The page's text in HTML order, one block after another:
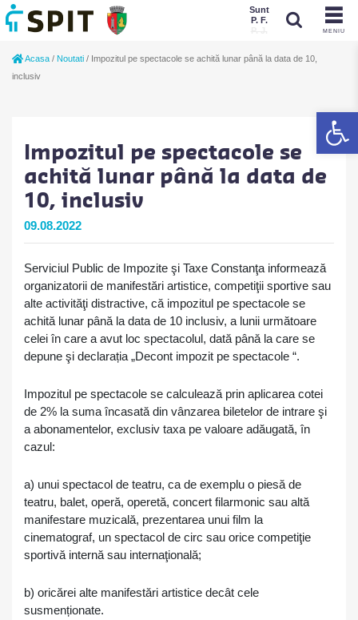
MENIU
Sunt
P. F.
P. J.
Acasa / Noutati / Impozitul pe spectacole se achită lunar până la data de 10,
inclusiv
Impozitul pe spectacole se
achită lunar până la data de
10, inclusiv
09.08.2022
Serviciul Public de Impozite şi Taxe Constanţa informează
organizatorii de manifestări artistice, competiţii sportive sau
alte activităţi distractive, că impozitul pe spectacole se
achită lunar până la data de 10 inclusiv, a lunii următoare
celei în care a avut loc spectacolul, dată până la care se
depune şi declarația „Decont impozit pe spectacole “.
Impozitul pe spectacole se calculează prin aplicarea cotei
de 2% la suma încasată din vânzarea biletelor de intrare şi
a abonamentelor, exclusiv taxa pe valoare adăugată, în
cazul:
a) unui spectacol de teatru, ca de exemplu o piesă de
teatru, balet, operă, operetă, concert filarmonic sau altă
manifestare muzicală, prezentarea unui film la
cinematograf, un spectacol de circ sau orice competiţie
sportivă internă sau internaţională;
b) oricărei alte manifestări artistice decât cele
susmenționate.